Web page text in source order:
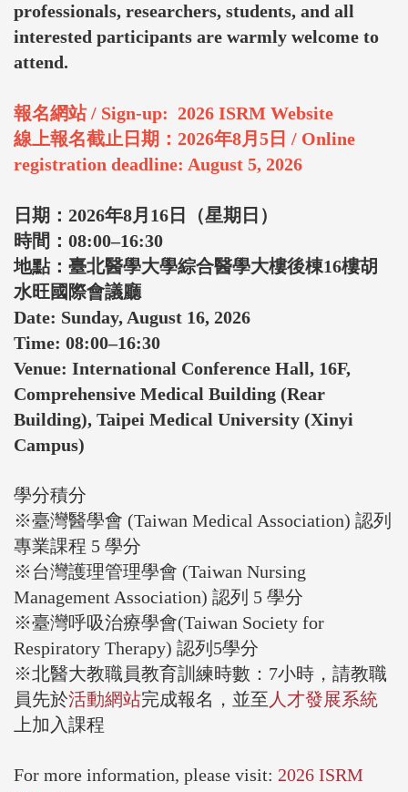
professionals, researchers, students, and all
interested participants are warmly welcome to
attend.
報名網站 / Sign-up: 2026 ISRM Website
線上報名截止日期：2026年8月5日 / Online
registration deadline: August 5, 2026
日期：2026年8月16日（星期日）
時間：08:00–16:30
地點：臺北醫學大學綜合醫學大樓後棟16樓胡
水旺國際會議廳
Date: Sunday, August 16, 2026
Time: 08:00–16:30
Venue: International Conference Hall, 16F,
Comprehensive Medical Building (Rear
Building), Taipei Medical University (Xinyi
Campus)
學分積分
※臺灣醫學會 (Taiwan Medical Association) 認列
專業課程 5 學分
※台灣護理管理學會 (Taiwan Nursing
Management Association) 認列 5 學分
※臺灣呼吸治療學會(Taiwan Society for
Respiratory Therapy) 認列5學分
※北醫大教職員教育訓練時數：7小時，請教職
員先於活動網站完成報名，並至 人才發展系統
上加入課程
For more information, please visit: 2026 ISRM